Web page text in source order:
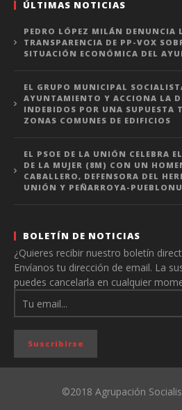
ÚLTIMAS NOTICIAS
PEDRO LÓPEZ MILÁN DENUNCIA
TRANSPARENCIA DE PP-VOX
SITUACIÓN ECONÓMICA DEL
EL GRUPO MUNICIPAL
AYUNTAMIENTO Y ACCIONA LA
INDEBIDOS POR UNA SUPUESTA
ZONAS COMUNES DE EDIFICIOS
EL PSOE DE LA UNIÓN CELEBRA
DE LA MUJER (8M) CON UN
CABALLERO, DEFENSORA DEL
UNIÓN Y PEÑARROYA-
BOLETÍN DE NOTICIAS
¿Quieres recibir nuestro boletín
Envíanos tu dirección de email. La
puedes cancelarla en cualquier
©2018 Agrupación